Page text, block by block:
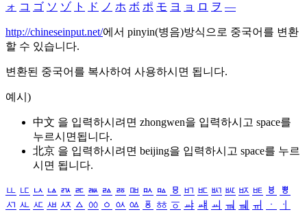
ォ コ ゴ ソ ゾ ト ド ノ ホ ボ ポ モ ヨ ョ ロ ヲ ―
http://chineseinput.net/에서 pinyin(병음)방식으로 중국어를 변환
할 수 있습니다.
변환된 중국어를 복사하여 사용하시면 됩니다.
예시)
中文 을 입력하시려면 zhongwen을 입력하시고 space를
누르시면됩니다.
北京 을 입력하시려면 beijing을 입력하시고 space를 누르
시면 됩니다.
ㅥ ㅦ ㅧ ㅨ ㅩ ㅪ ㅫ ㅬ ㅭ ㅮ ㅯ ㅰ ㅱ ㅲ ㅳ ㅴ ㅵ ㅶ ㅷ ㅸ
ㅹ
ㅺ ㅻ ㅼ ㅽ ㅾ ㅿ ㆀ ㆁ ㆂ ㆃ ㆄ ㆅ ㆆ ㆇ ㆈ ㆉ ㆊ ㆋ ㆌ ㆍ
ㆎ